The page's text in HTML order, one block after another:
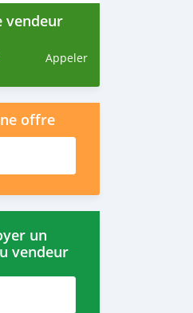
vendeur
Appeler
offre
un
vendeur